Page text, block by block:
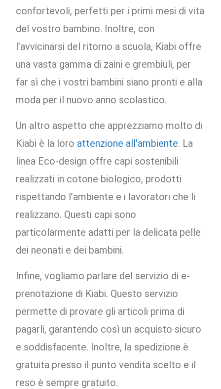
confortevoli, perfetti per i primi mesi di vita
del vostro bambino. Inoltre, con
l’avvicinarsi del ritorno a scuola, Kiabi offre
una vasta gamma di zaini e grembiuli, per
far sì che i vostri bambini siano pronti e alla
moda per il nuovo anno scolastico.
Un altro aspetto che apprezziamo molto di
Kiabi è la loro attenzione all’ambiente. La
linea Eco-design offre capi sostenibili
realizzati in cotone biologico, prodotti
rispettando l’ambiente e i lavoratori che li
realizzano. Questi capi sono
particolarmente adatti per la delicata pelle
dei neonati e dei bambini.
Infine, vogliamo parlare del servizio di e-
prenotazione di Kiabi. Questo servizio
permette di provare gli articoli prima di
pagarli, garantendo così un acquisto sicuro
e soddisfacente. Inoltre, la spedizione è
gratuita presso il punto vendita scelto e il
reso è sempre gratuito.